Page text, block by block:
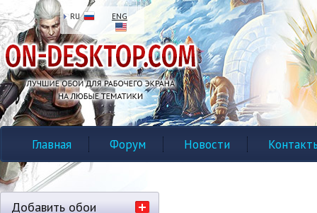
RU ENG
Главная Форум Новости
Добавить обои